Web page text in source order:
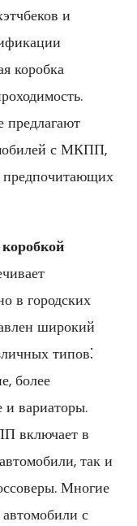
и
коробка
предлагают
с МКПП‚
предпочитающих
в городских
широкий
типов⁚
более
и вариаторы.
включает в
так и
Многие
с